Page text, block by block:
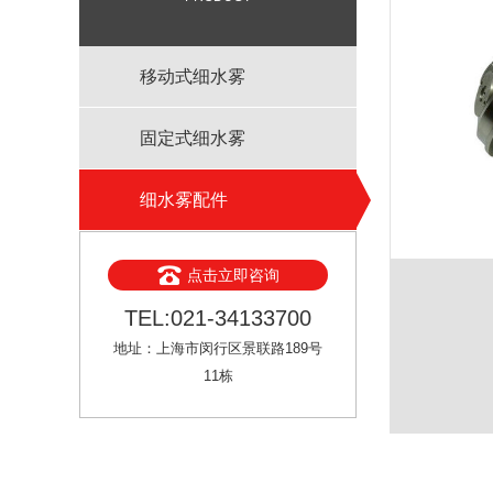
移动式细水雾
固定式细水雾
细水雾配件
点击立即咨询
TEL:021-34133700
地址：上海市闵行区景联路189号
11栋